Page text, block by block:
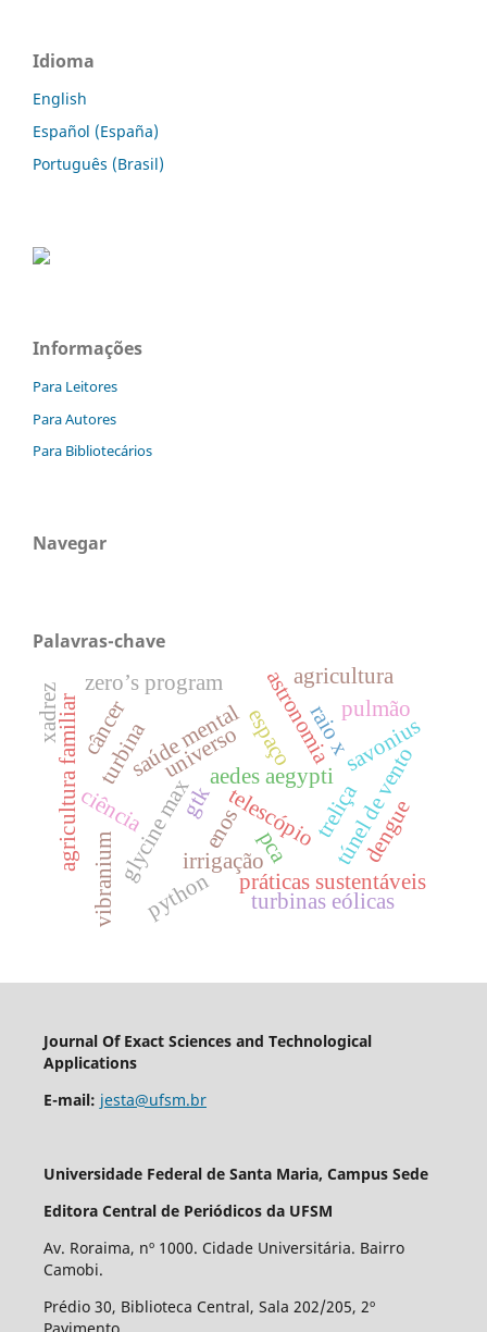
Idioma
English
Español (España)
Português (Brasil)
Informações
Para Leitores
Para Autores
Para Bibliotecários
Navegar
Palavras-chave
treliça
espaço
aedes aegypti
glycine maxenos
irrigação
ciência
universo astronomia
telescópio
práticas sustentáveis
agricultura familiar túnel de vento
turbinas eólicas
dengue
saúde mental savonius
turbina
gtk
python
zero’s program
pca
raio xpulmão
câncer
vibranium
agricultura
xadrez
Journal Of Exact Sciences and Technological
Applications
E-mail: jesta@ufsm.br
Universidade Federal de Santa Maria, Campus Sede
Editora Central de Periódicos da UFSM
Av. Roraima, nº 1000. Cidade Universitária. Bairro
Camobi.
Prédio 30, Biblioteca Central, Sala 202/205, 2º